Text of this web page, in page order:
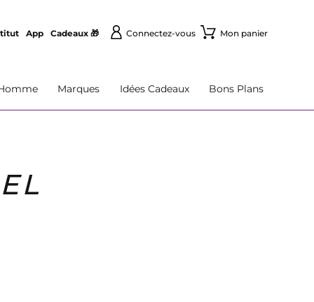
App Cadeaux 🎁 Connectez-vous Mon panier
Marques Idées Cadeaux Bons Plans